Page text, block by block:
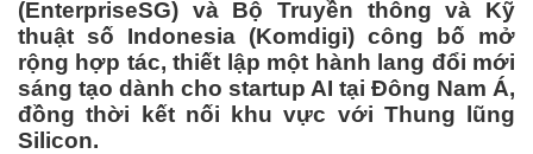
(EnterpriseSG) và Bộ Truyền thông và Kỹ
thuật số Indonesia (Komdigi) công bố mở
rộng hợp tác, thiết lập một hành lang đổi mới
sáng tạo dành cho startup AI tại Đông Nam Á,
đồng thời kết nối khu vực với Thung lũng
Silicon.